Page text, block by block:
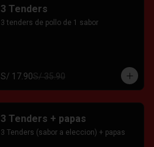
3 Tenders
3 tenders de pollo de 1 sabor
S/ 17.90S/ 35.90
3 Tenders + papas
3 Tenders (sabor a eleccion) + papas